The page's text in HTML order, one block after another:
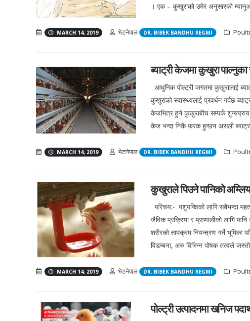
। एक – कुखुराको उमेर अनुसारको
MARCH 14, 2019 भेटनेपाल DR. BIBEK BANDHU REGMI
ब्याट्री केजमा कुखुरा
आधुनिक पोल्ट्री जगतमा कुखुरालाई
कुखुराको स्वास्थ्यलाई प्रवर्धन गर्दछ
केजभित्र हुने कुखुराबीच सम्पर्क
केज भन्दा निकै फरक हुन्छन असली
MARCH 14, 2019 भेटनेपाल DR. BIBEK BANDHU REGMI
कुखुराले पिउने पानिको
परिचय:- पशुपन्क्षिको लागि सबैभन्दा
जैविक प्रक्रिया र प्राणालीको लागि
शरीरको तापक्रम नियन्त्रण गर्ने भूमिका
विडम्बना, अरु विभिन्न पोषक तत्वले
MARCH 14, 2019 भेटनेपाल DR. BIBEK BANDHU REGMI
पोल्ट्री उत्पादनमा खनिज